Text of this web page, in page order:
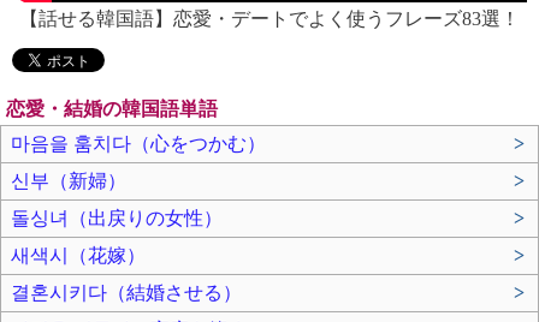
【話せる韓国語】恋愛・デートでよく使うフレーズ83選！
恋愛・結婚の韓国語単語
마음을 훔치다（心をつかむ）
>
신부（新婦）
>
돌싱녀（出戻りの女性）
>
새색시（花嫁）
>
결혼시키다（結婚させる）
>